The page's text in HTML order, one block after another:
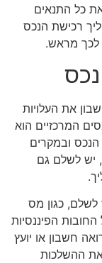
כל התנאים
רכישת הנכס
לכך מראש.
את העלויות
המרכזיים הוא
ובמקרים
בנוסף, יש לשלם גם
כגון מס
הפיננסיות
חשבון או יועץ
את ההשלכות